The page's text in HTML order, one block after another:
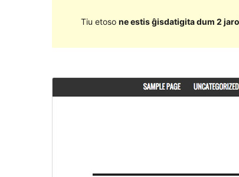
Tiu etoso ne estis ĝisdatigita dum 2